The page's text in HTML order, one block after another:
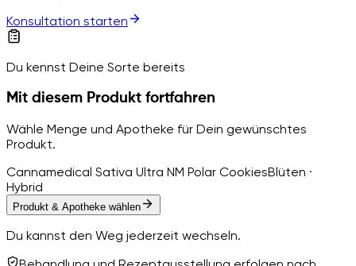
Konsultation starten
Du kennst Deine Sorte bereits
Mit diesem Produkt fortfahren
Wähle Menge und Apotheke für Dein gewünschtes
Produkt.
Cannamedical Sativa Ultra NM Polar CookiesBlüten ·
Hybrid
Produkt & Apotheke wählen
Du kannst den Weg jederzeit wechseln.